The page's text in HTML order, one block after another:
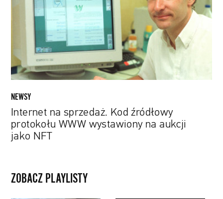
źródłowy
wystawiony
na
aukcji
jako
NFT
NEWSY
Internet na sprzedaż. Kod źródłowy
protokołu WWW wystawiony na aukcji
jako NFT
ZOBACZ PLAYLISTY